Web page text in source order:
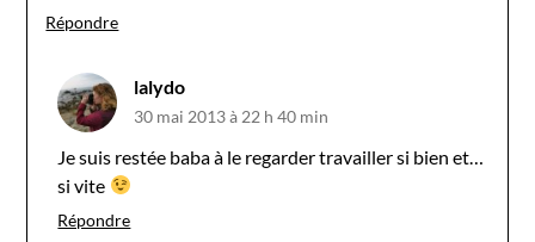
Répondre
lalydo
30 mai 2013 à 22 h 40 min
Je suis restée baba à le regarder travailler si bien et…
si vite
Répondre